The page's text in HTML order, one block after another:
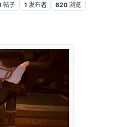
帖子 1 发布者 620 浏览